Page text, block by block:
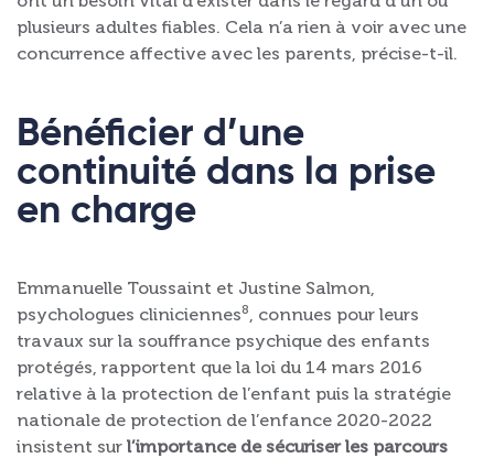
plusieurs adultes fiables. Cela n’a rien à voir avec une
concurrence affective avec les parents, précise-t-il.
Bénéficier d’une
continuité dans la prise
en charge
Emmanuelle Toussaint et Justine Salmon,
psychologues cliniciennes8
, connues pour leurs
travaux sur la souffrance psychique des enfants
protégés, rapportent que la loi du 14 mars 2016
relative à la protection de l’enfant puis la stratégie
nationale de protection de l’enfance 2020-2022
insistent sur l’importance de sécuriser les parcours